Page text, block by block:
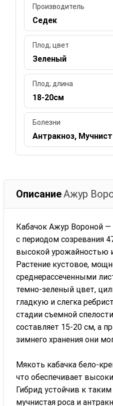
Производитель
Седек
Плод; цвет
Зеленый
Плод; длина
18-20см
Болезни
Антракноз,
ОписаниеАжур
Кабачок Ажур Вороной —
с периодом созревания
высокой урожайностью
Растение кустовое,
среднерассеченными
темно-зеленый цвет,
гладкую и слегка
стадии съемной
составляет 15-20 см, а
зимнего хранения они
Мякоть кабачка бело-
что обеспечивает
Гибрид устойчив к
мучнистая роса и